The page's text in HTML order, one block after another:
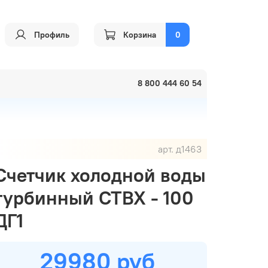
Профиль Корзина 0
8 800 444 60 54
арт. д1463
холодной воды
СТВХ - 100
29980 руб